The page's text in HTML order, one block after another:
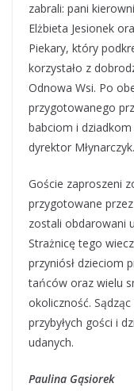
zabrali: pani
Elżbieta Jesionek
Piekary, który
korzystało z
Odnowa Wsi. Po
przygotowanego
babciom i
dyrektor Młynarczyk.
Goście zaproszeni
przygotowane
zostali obdarowani
Strażnicę tego
przyniósł dzieciom
tańców oraz wielu
okoliczność.
przybyłych gości i
udanych.
Paulina Gąsiorek